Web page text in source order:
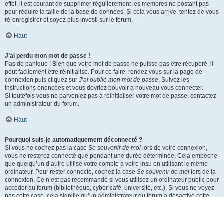
effet, il est courant de supprimer régulièrement les membres ne postant pas
pour réduire la taille de la base de données. Si cela vous arrive, tentez de vous
ré-enregistrer et soyez plus investi sur le forum.
Haut
J’ai perdu mon mot de passe !
Pas de panique ! Bien que votre mot de passe ne puisse pas être récupéré, il
peut facilement être réinitialisé. Pour ce faire, rendez vous sur la page de
connexion puis cliquez sur J’ai oublié mon mot de passe. Suivez les
instructions énoncées et vous devriez pouvoir à nouveau vous connecter.
Si toutefois vous ne parveniez pas à réinitialiser votre mot de passe, contactez
un administrateur du forum.
Haut
Pourquoi suis-je automatiquement déconnecté ?
Si vous ne cochez pas la case Se souvenir de moi lors de votre connexion,
vous ne resterez connecté que pendant une durée déterminée. Cela empêche
que quelqu’un d’autre utilise votre compte à votre insu en utilisant le même
ordinateur. Pour rester connecté, cochez la case Se souvenir de moi lors de la
connexion. Ce n’est pas recommandé si vous utilisez un ordinateur public pour
accéder au forum (bibliothèque, cyber-café, université, etc.). Si vous ne voyez